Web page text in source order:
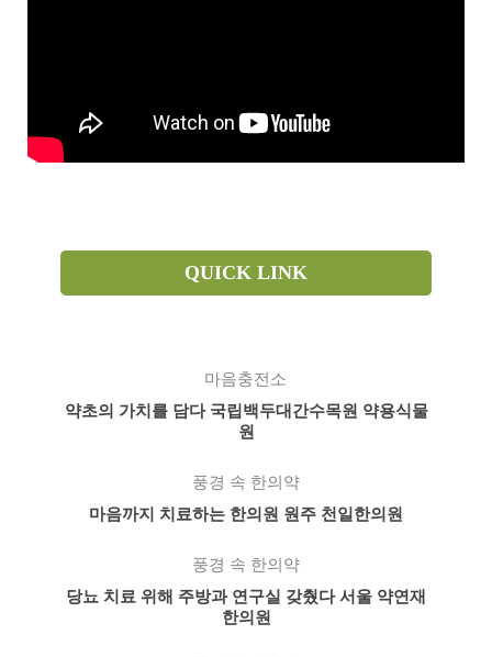
QUICK LINK
마음충전소
약초의 가치를 담다 국립백두대간수목원 약용식물
원
풍경 속 한의약
마음까지 치료하는 한의원 원주 천일한의원
풍경 속 한의약
당뇨 치료 위해 주방과 연구실 갖췄다 서울 약연재
한의원